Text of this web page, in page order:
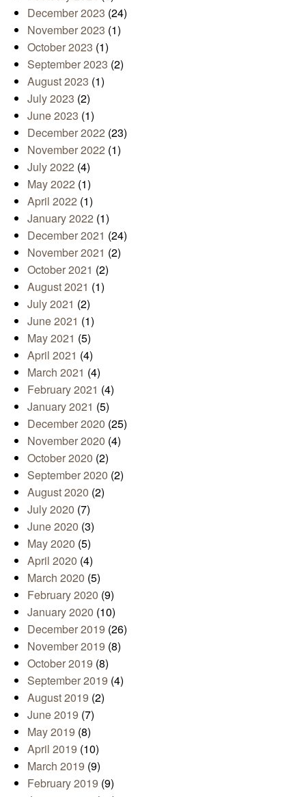
December 2023 (24)
November 2023 (1)
October 2023 (1)
September 2023 (2)
August 2023 (1)
July 2023 (2)
June 2023 (1)
December 2022 (23)
November 2022 (1)
July 2022 (4)
May 2022 (1)
April 2022 (1)
January 2022 (1)
December 2021 (24)
November 2021 (2)
October 2021 (2)
August 2021 (1)
July 2021 (2)
June 2021 (1)
May 2021 (5)
April 2021 (4)
March 2021 (4)
February 2021 (4)
January 2021 (5)
December 2020 (25)
November 2020 (4)
October 2020 (2)
September 2020 (2)
August 2020 (2)
July 2020 (7)
June 2020 (3)
May 2020 (5)
April 2020 (4)
March 2020 (5)
February 2020 (9)
January 2020 (10)
December 2019 (26)
November 2019 (8)
October 2019 (8)
September 2019 (4)
August 2019 (2)
June 2019 (7)
May 2019 (8)
April 2019 (10)
March 2019 (9)
February 2019 (9)